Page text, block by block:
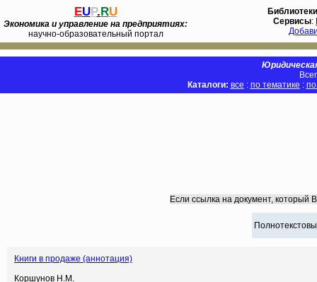
EUP.RU
Экономика и управление на предприятиях:
научно-образовательный портал
Библиотеки
Сервисы:
Каталоги: все : по тематике :
Если ссылка на документ, который
Книги в продаже (аннотация)
Коршунов Н.М.